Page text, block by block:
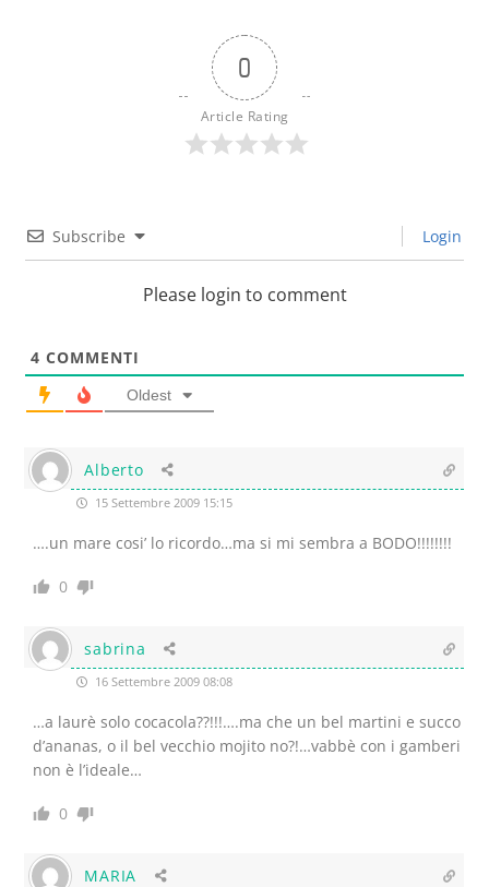
0
Article Rating
Subscribe Login
Please login to comment
4 COMMENTI
Oldest
Alberto
15 Settembre 2009 15:15
….un mare cosi’ lo ricordo…ma si mi sembra a BODO!!!!!!!!
0
sabrina
16 Settembre 2009 08:08
…a laurè solo cocacola??!!!….ma che un bel martini e succo
d’ananas, o il bel vecchio mojito no?!…vabbè con i gamberi
non è l’ideale…
0
MARIA